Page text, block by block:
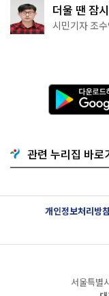
더울 땐 잠
·무더위쉼터
시민기자 조
다
운
로
기
G
o
g
l
e
관련 누리집 바로
개인정보처리방침
서울특별